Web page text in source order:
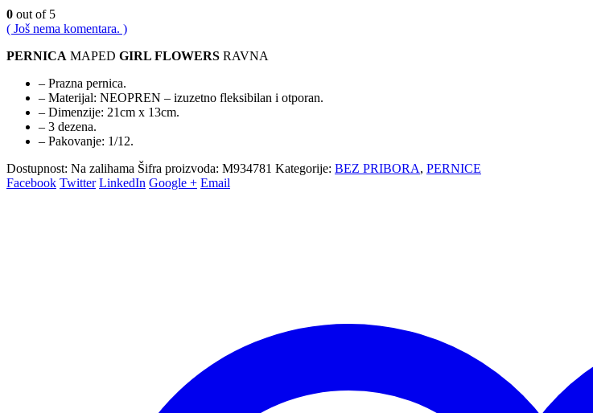
0 out of 5
( Još nema komentara. )
PERNICA MAPED GIRL FLOWERS RAVNA
– Prazna pernica.
– Materijal: NEOPREN – izuzetno fleksibilan i otporan.
– Dimenzije: 21cm x 13cm.
– 3 dezena.
– Pakovanje: 1/12.
Dostupnost: Na zalihama Šifra proizvoda: M934781 Kategorije: BEZ PRIBORA, PERNICE
Facebook Twitter LinkedIn Google + Email